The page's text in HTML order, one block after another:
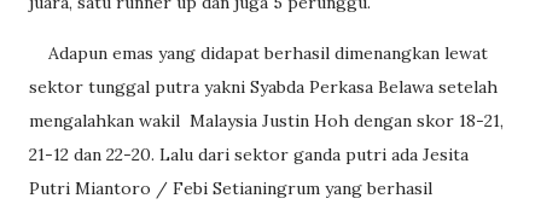
Adapun emas yang didapat berhasil dimenangkan lewat
sektor tunggal putra yakni Syabda Perkasa Belawa setelah
mengalahkan wakil Malaysia Justin Hoh dengan skor 18-21,
21-12 dan 22-20. Lalu dari sektor ganda putri ada Jesita
Putri Miantoro / Febi Setianingrum yang berhasil